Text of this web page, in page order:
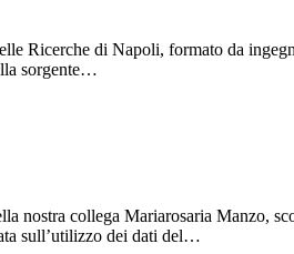
Ricerche di Napoli, formato da
sorgente…
collega Mariarosaria Manzo,
sull’utilizzo dei dati del…